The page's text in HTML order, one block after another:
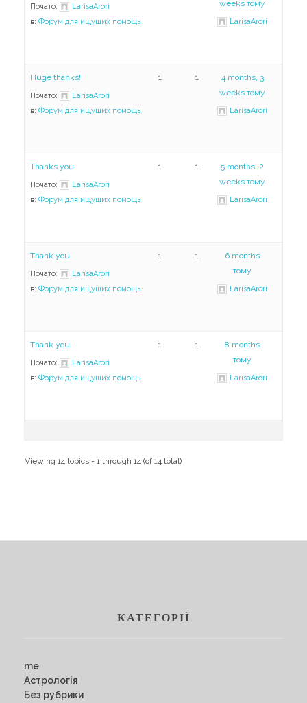
Почато:
LarisaArori
в: Форум для ищущих помощь
weeks тому
LarisaArori
Huge thanks!
Почато:
LarisaArori
в: Форум для ищущих помощь
1 1
4 months, 3
weeks тому
LarisaArori
Thanks you
Почато:
LarisaArori
в: Форум для ищущих помощь
1 1
5 months, 2
weeks тому
LarisaArori
Thank you
Почато:
LarisaArori
в: Форум для ищущих помощь
1 1
6 months
тому
LarisaArori
Thank you
Почато:
LarisaArori
в: Форум для ищущих помощь
1 1
8 months
тому
LarisaArori
Viewing 14 topics - 1 through 14 (of 14 total)
КАТЕГОРІЇ
me
Астрологія
Без рубрики